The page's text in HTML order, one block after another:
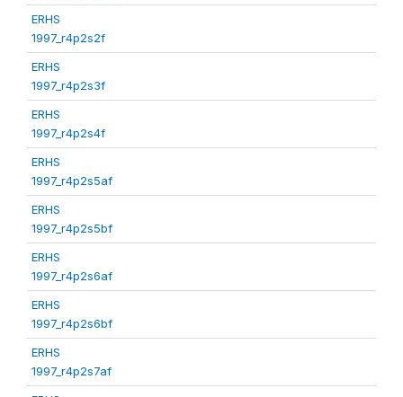
ERHS
1997_r4p2s2f
ERHS
1997_r4p2s3f
ERHS
1997_r4p2s4f
ERHS
1997_r4p2s5af
ERHS
1997_r4p2s5bf
ERHS
1997_r4p2s6af
ERHS
1997_r4p2s6bf
ERHS
1997_r4p2s7af